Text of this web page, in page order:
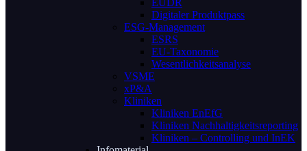
EUDR
Digitaler Produktpass
ESG-Management
ESRS
EU-Taxonomie
Wesentlichkeitsanalyse
VSME
xP&A
Kliniken
Kliniken EnEfG
Kliniken Nachhaltigkeitsreporting
Kliniken – Controlling und InEK